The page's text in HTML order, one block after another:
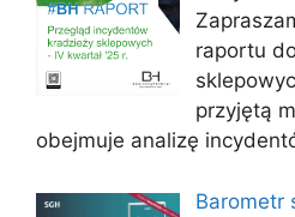
raportu
przyjętą
obejmuje analizę
Barometr